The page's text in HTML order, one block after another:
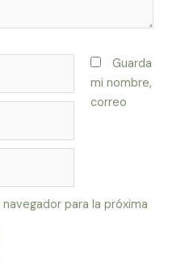
Guarda
mi nombre,
correo
para la próxima